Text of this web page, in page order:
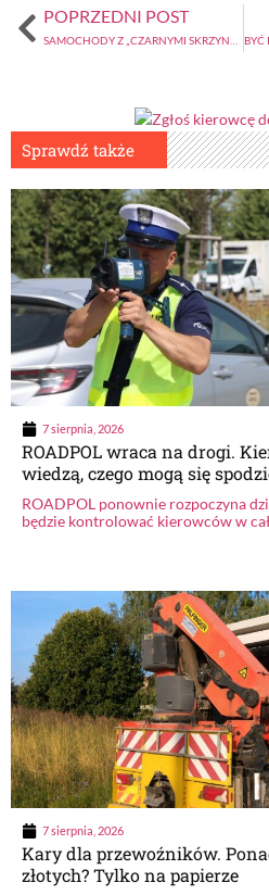
POPRZEDNI POST
Sprawdź także
7 sierpnia, 2026
ROADPOL wraca na drogi.
wiedzą, czego mogą się
ROADPOL ponownie rozpoczyna
będzie kontrolować kierowców w
7 sierpnia, 2026
Kary dla przewoźników.
złotych? Tylko na papierze